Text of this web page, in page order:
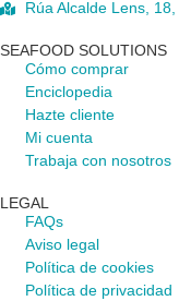
Rúa Alcalde Lens,
SEAFOOD SOLUTIONS
Cómo comprar
Enciclopedia
Hazte cliente
Mi cuenta
Trabaja con nosotros
LEGAL
FAQs
Aviso legal
Política de cookies
Política de privacidad